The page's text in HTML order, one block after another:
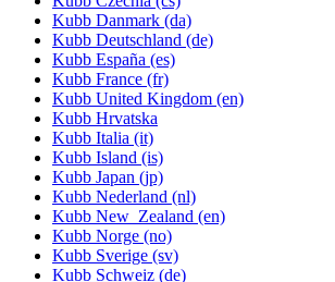
Kubb Danmark (da)
Kubb Deutschland (de)
Kubb España (es)
Kubb France (fr)
Kubb United Kingdom (en)
Kubb Hrvatska
Kubb Italia (it)
Kubb Island (is)
Kubb Japan (jp)
Kubb Nederland (nl)
Kubb New_Zealand (en)
Kubb Norge (no)
Kubb Sverige (sv)
Kubb Schweiz (de)